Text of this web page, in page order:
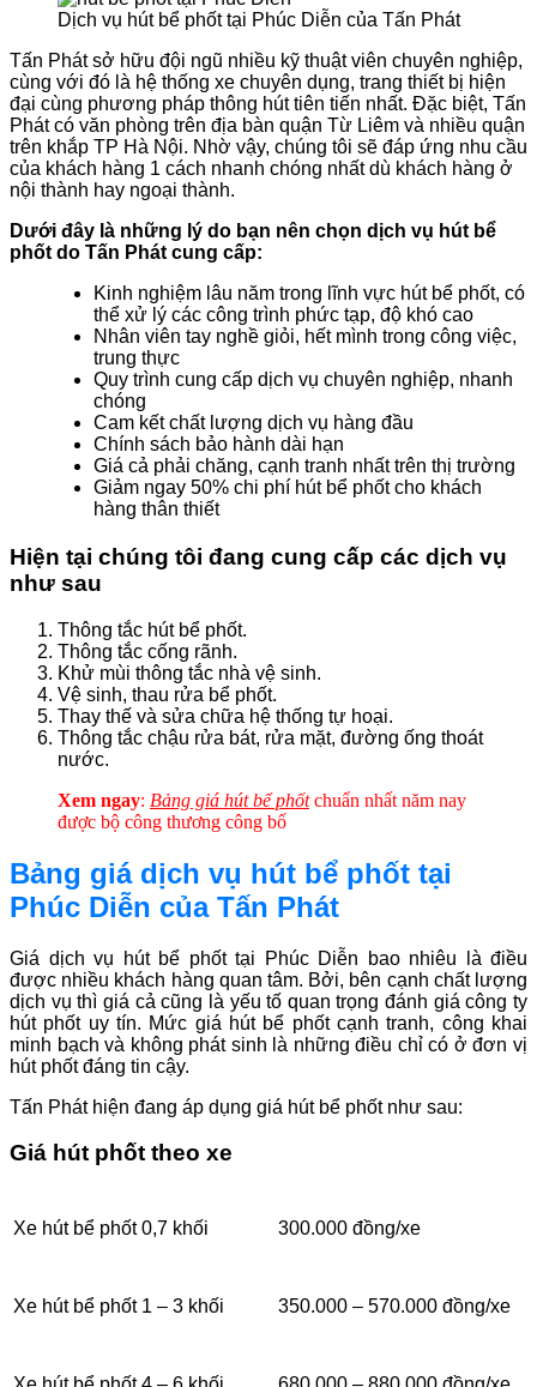
Dịch vụ hút bể phốt tại Phúc Diễn của Tấn Phát
Tấn Phát sở hữu đội ngũ nhiều kỹ thuật viên chuyên nghiệp,
cùng với đó là hệ thống xe chuyên dụng, trang thiết bị hiện
đại cùng phương pháp thông hút tiên tiến nhất. Đặc biệt, Tấn
Phát có văn phòng trên địa bàn quận Từ Liêm và nhiều quận
trên khắp TP Hà Nội. Nhờ vậy, chúng tôi sẽ đáp ứng nhu cầu
của khách hàng 1 cách nhanh chóng nhất dù khách hàng ở
nội thành hay ngoại thành.
Dưới đây là những lý do bạn nên chọn dịch vụ hút bể
phốt do Tấn Phát cung cấp:
Kinh nghiệm lâu năm trong lĩnh vực hút bể phốt, có
thể xử lý các công trình phức tạp, độ khó cao
Nhân viên tay nghề giỏi, hết mình trong công việc,
trung thực
Quy trình cung cấp dịch vụ chuyên nghiệp, nhanh
chóng
Cam kết chất lượng dịch vụ hàng đầu
Chính sách bảo hành dài hạn
Giá cả phải chăng, cạnh tranh nhất trên thị trường
Giảm ngay 50% chi phí hút bể phốt cho khách
hàng thân thiết
Hiện tại chúng tôi đang cung cấp các dịch vụ
như sau
Thông tắc hút bể phốt.
Thông tắc cống rãnh.
Khử mùi thông tắc nhà vệ sinh.
Vệ sinh, thau rửa bể phốt.
Thay thế và sửa chữa hệ thống tự hoại.
Thông tắc chậu rửa bát, rửa mặt, đường ống thoát
nước.
Xem ngay: Bảng giá hút bể phốtchuẩn nhất năm nay
được bộ công thương công bố
Bảng giá dịch vụ hút bể phốt tại
Phúc Diễn của Tấn Phát
Giá dịch vụ hút bể phốt tại Phúc Diễn bao nhiêu là điều
được nhiều khách hàng quan tâm. Bởi, bên cạnh chất lượng
dịch vụ thì giá cả cũng là yếu tố quan trọng đánh giá công ty
hút phốt uy tín. Mức giá hút bể phốt cạnh tranh, công khai
minh bạch và không phát sinh là những điều chỉ có ở đơn vị
hút phốt đáng tin cậy.
Tấn Phát hiện đang áp dụng giá hút bể phốt như sau:
Giá hút phốt theo xe
Xe hút bể phốt 0,7 khối 300.000 đồng/xe
Xe hút bể phốt 1 – 3 khối 350.000 – 570.000 đồng/xe